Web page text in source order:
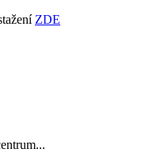
ZDE